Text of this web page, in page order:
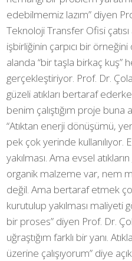
edebilmemiz lazım” diyen
Teknoloji Transfer Ofisi
işbirliğinin çarpıcı bir
alanda “bir taşla birkaç kuş”
gerçekleştiriyor. Prof. Dr.
güzeli atıkları bertaraf
benim çalıştığım proje buna
“Atıktan enerji dönüşümü,
pek çok yerinde kullanılıyor.
yakılması. Ama evsel
organik malzeme var, nem
değil. Ama bertaraf etmek
kurutulup yakılması maliyeti
bir proses” diyen Prof. Dr.
uğraştığım farklı bir yanı.
üzerine çalışıyorum” diye